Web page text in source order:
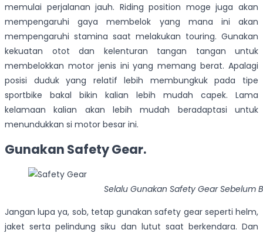
memulai perjalanan jauh. Riding position moge juga akan
mempengaruhi gaya membelok yang mana ini akan
mempengaruhi stamina saat melakukan touring. Gunakan
kekuatan otot dan kelenturan tangan tangan untuk
membelokkan motor jenis ini yang memang berat. Apalagi
posisi duduk yang relatif lebih membungkuk pada tipe
sportbike bakal bikin kalian lebih mudah capek. Lama
kelamaan kalian akan lebih mudah beradaptasi untuk
menundukkan si motor besar ini.
Gunakan Safety Gear.
Selalu Gunakan Safety Gear Sebelum
Jangan lupa ya, sob, tetap gunakan safety gear seperti helm,
jaket serta pelindung siku dan lutut saat berkendara. Dan